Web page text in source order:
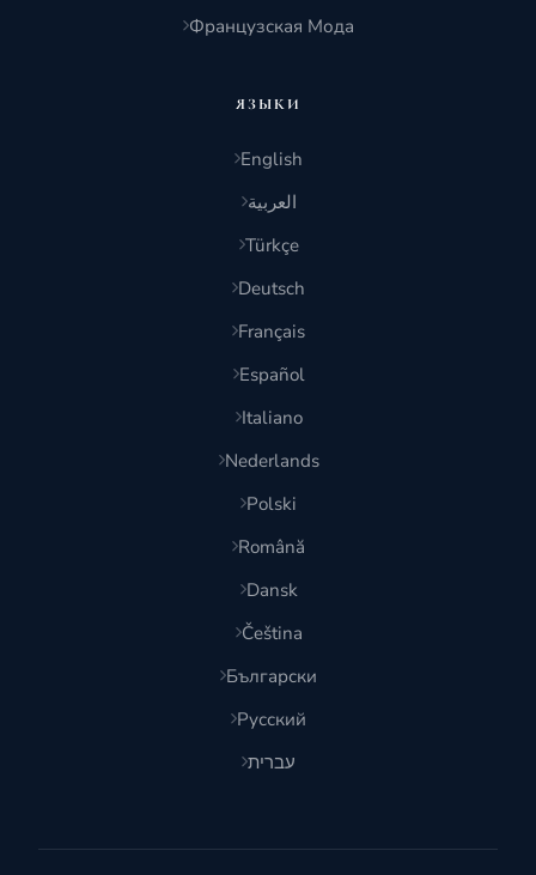
Французская Мода
ЯЗЫКИ
English
العربية
Türkçe
Deutsch
Français
Español
Italiano
Nederlands
Polski
Română
Dansk
Čeština
Български
Русский
עברית